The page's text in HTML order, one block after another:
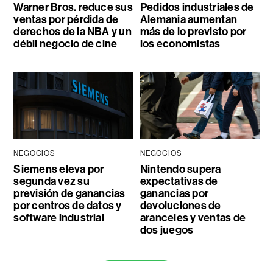
Warner Bros. reduce sus
ventas por pérdida de
derechos de la NBA y un
débil negocio de cine
Pedidos industriales de
Alemania aumentan
más de lo previsto por
los economistas
NEGOCIOS
Siemens eleva por
segunda vez su
previsión de ganancias
por centros de datos y
software industrial
NEGOCIOS
Nintendo supera
expectativas de
ganancias por
devoluciones de
aranceles y ventas de
dos juegos